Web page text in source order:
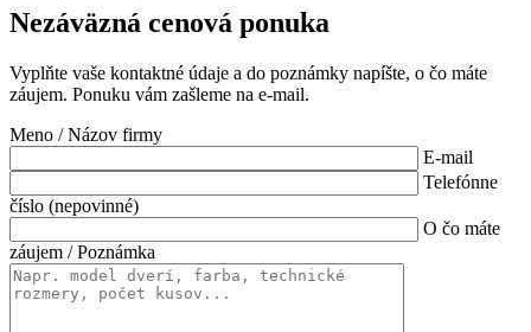
Nezáväzná cenová ponuka
Vyplňte vaše kontaktné údaje a do poznámky napíšte, o čo máte
záujem. Ponuku vám zašleme na e-mail.
Meno / Názov firmy
E-mail
Telefónne
číslo (nepovinné)
O čo máte
záujem / Poznámka